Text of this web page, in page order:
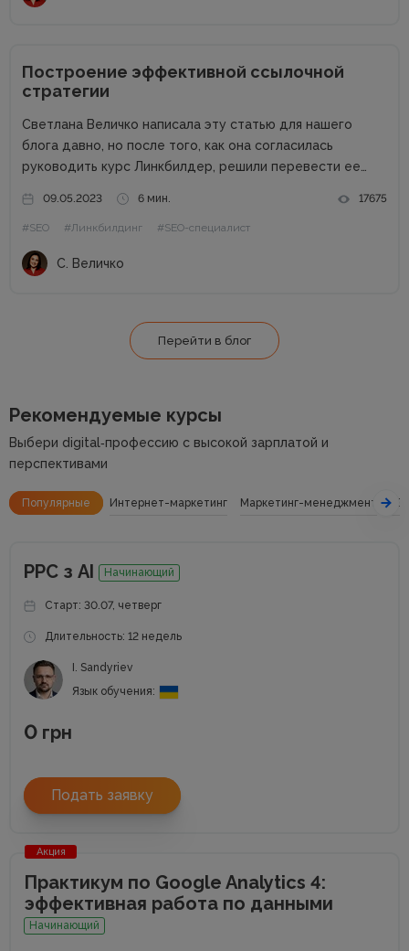
Построение эффективной ссылочной
стратегии
Светлана Величко написала эту статью для нашего
блога давно, но после того, как она согласилась
руководить курс Линкбилдер, решили перевести ее
о чем будет идти речь на ее курсе: как правильно...
09.05.2023 6 мин. 17675
#SEO #Линкбилдинг #SEO-специалист
С. Величко
Перейти в блог
Рекомендуемые курсы
Выбери digital‑профессию с высокой зарплатой и
перспективами
Популярные Интернет-маркетинг Маркетинг-менеджмент
РРС з АІ Начинающий
Старт: 30.07, четверг
Длительность: 12 недель
I. Sandyriev
Язык обучения:
0 грн
Подать заявку
Акция
Практикум по Google Analytics 4:
эффективная работа по данными
Начинающий